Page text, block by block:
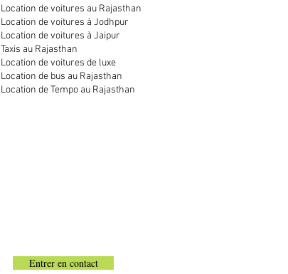
Location de voitures au Rajasthan
Location de voitures à Jodhpur
Location de voitures à Jaipur
Taxis au Rajasthan
Location de voitures de luxe
Location de bus au Rajasthan
Location de Tempo au Rajasthan
Entrer en contact